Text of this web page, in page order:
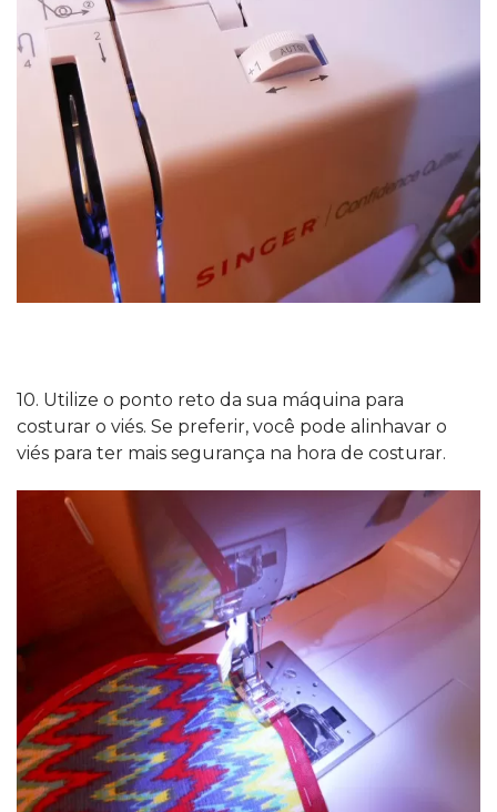
10. Utilize o ponto reto da sua máquina para
costurar o viés. Se preferir, você pode alinhavar o
viés para ter mais segurança na hora de costurar.